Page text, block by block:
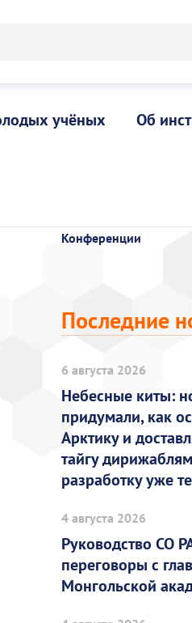
учёных Об
Конференции
Последние
6 августа 2026
Небесные киты:
придумали, как
Арктику и
тайгу
разработку уже
4 августа 2026
Руководство СО
переговоры с
Монгольской